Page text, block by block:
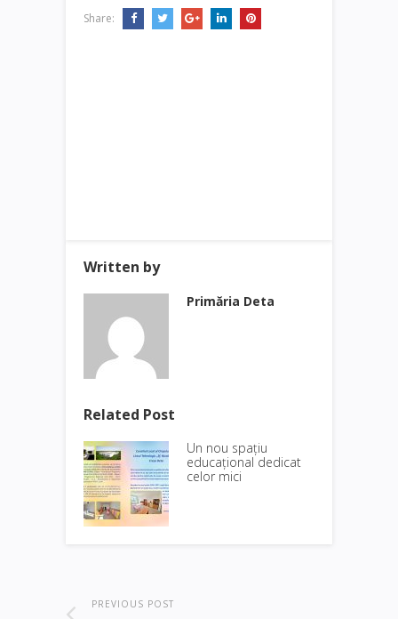
Share:
Written by
Primăria Deta
Related Post
Un nou spațiu
educațional dedicat
celor mici
PREVIOUS POST